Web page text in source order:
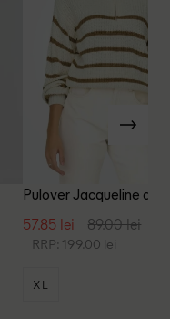
Pulover Jacqueline de
57.85 lei 89.00 lei
RRP: 199.00 lei
XL